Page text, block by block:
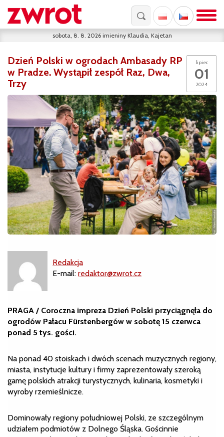
sobota, 8. 8. 2026 imieniny Klaudia, Kajetan
lipiec
01
2024
Dzień Polski w ogrodach Ambasady RP
w Pradze. Wystąpił zespół Raz, Dwa,
Trzy
Redakcja
E-mail: redaktor@zwrot.cz
PRAGA / Coroczna impreza Dzień Polski przyciągnęła do
ogrodów Pałacu Fürstenbergów w sobotę 15 czerwca
ponad 5 tys. gości.
Na ponad 40 stoiskach i dwóch scenach muzycznych regiony,
miasta, instytucje kultury i firmy zaprezentowały szeroką
gamę polskich atrakcji turystycznych, kulinaria, kosmetyki i
wyroby rzemieślnicze.
Dominowały regiony południowej Polski, ze szczególnym
udziałem podmiotów z Dolnego Śląska. Gościnnie